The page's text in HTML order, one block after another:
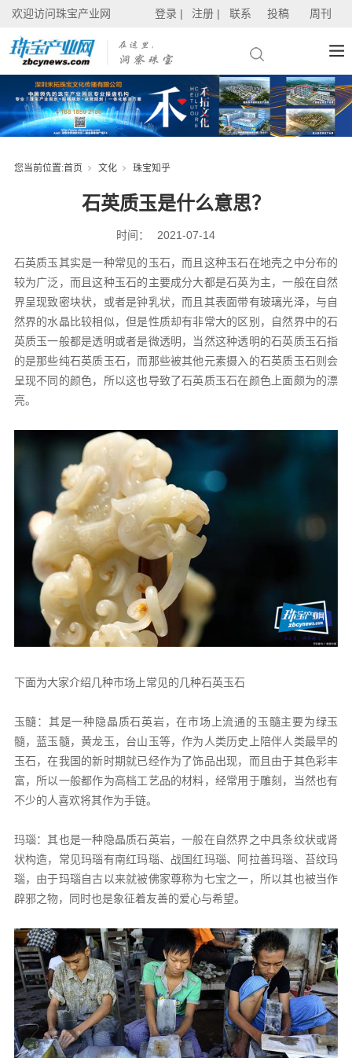
欢迎访问珠宝产业网 登录 | 注册 | 联系 投稿 周刊
您当前位置:首页 文化 珠宝知乎
石英质玉是什么意思？
时间： 2021-07-14
石英质玉其实是一种常见的玉石，而且这种玉石在地壳之中分布的
较为广泛，而且这种玉石的主要成分大都是石英为主，一般在自然
界呈现致密块状，或者是钟乳状，而且其表面带有玻璃光泽，与自
然界的水晶比较相似，但是性质却有非常大的区别，自然界中的石
英质玉一般都是透明或者是微透明，当然这种透明的石英质玉石指
的是那些纯石英质玉石，而那些被其他元素摄入的石英质玉石则会
呈现不同的颜色，所以这也导致了石英质玉石在颜色上面颇为的漂
亮。
下面为大家介绍几种市场上常见的几种石英玉石
玉髓：其是一种隐晶质石英岩，在市场上流通的玉髓主要为绿玉
髓，蓝玉髓，黄龙玉，台山玉等，作为人类历史上陪伴人类最早的
玉石，在我国的新时期就已经作为了饰品出现，而且由于其色彩丰
富，所以一般都作为高档工艺品的材料，经常用于雕刻，当然也有
不少的人喜欢将其作为手链。
玛瑙：其也是一种隐晶质石英岩，一般在自然界之中具条纹状或肾
状构造，常见玛瑙有南红玛瑙、战国红玛瑙、阿拉善玛瑙、苔纹玛
瑙，由于玛瑙自古以来就被佛家尊称为七宝之一，所以其也被当作
辟邪之物，同时也是象征着友善的爱心与希望。